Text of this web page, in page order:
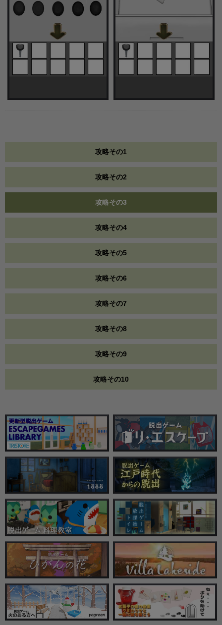
攻略その1
攻略その2
攻略その3
攻略その4
攻略その5
攻略その6
攻略その7
攻略その8
攻略その9
攻略その10